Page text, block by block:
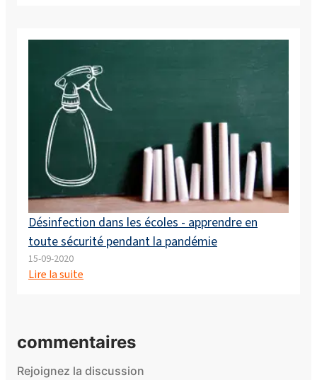
Désinfection dans les écoles - apprendre en
toute sécurité pendant la pandémie
15-09-2020
Lire la suite
commentaires
Rejoignez la discussion